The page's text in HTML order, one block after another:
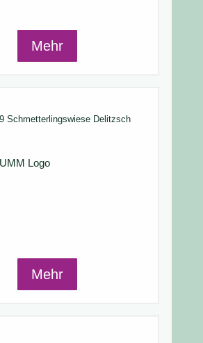
Mehr
Schmetterlingswiese Delitzsch
Mehr